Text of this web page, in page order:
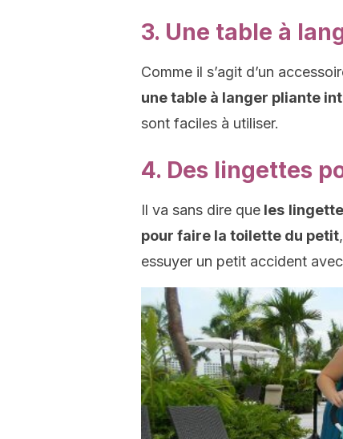
3. Une table à
Comme il s’agit d’un
une table à langer pliante
sont faciles à utiliser.
4. Des lingettes
Il va sans dire que les
pour faire la toilette du petit
essuyer un petit accident